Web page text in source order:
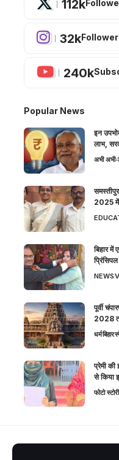
112k
32k
240k
Popular News
इन
लाभ,
अभी अभी
2025 में
बिहार
NEWS
पूर्वी
2028
धर्मबिहार
प्रेमी की
से किया
फोटो स्टोरी